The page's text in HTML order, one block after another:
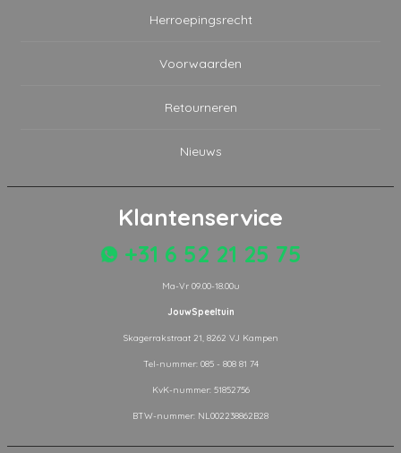
Herroepingsrecht
Voorwaarden
Retourneren
Nieuws
Klantenservice
+31 6 52 21 25 75
Ma-Vr 09.00-18.00u
JouwSpeeltuin
Skagerrakstraat 21, 8262 VJ Kampen
Tel-nummer: 085 - 808 81 74
KvK-nummer: 51852756
BTW-nummer: NL002238862B28